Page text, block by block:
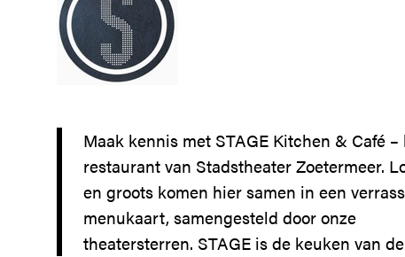
Maak kennis met STAGE Kitchen & Café –
restaurant van Stadstheater Zoetermeer.
en groots komen hier samen in een
menukaart, samengesteld door onze
theatersterren. STAGE is de keuken van